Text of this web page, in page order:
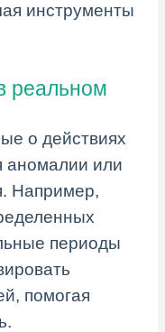
инструменты
реальном
о действиях
аномалии или
Например,
периоды
помогая